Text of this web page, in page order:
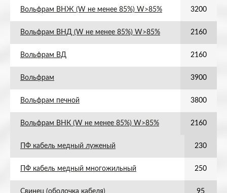
Вольфрам ВНЖ (W не менее 85%) W>85% 3200
Вольфрам ВНД (W не менее 85%) W>85% 2160
Вольфрам ВД 2160
Вольфрам 3900
Вольфрам печной 3800
Вольфрам ВНК (W не менее 85%) W>85% 2160
ПФ кабель медный луженый 230
ПФ кабель медный многожильный 250
Свинец (оболочка кабеля) 95